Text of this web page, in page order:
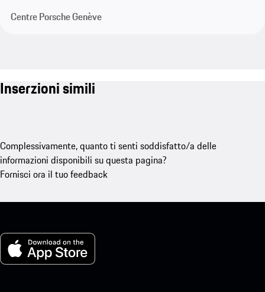
Centre Porsche Genève
Inserzioni simili
Complessivamente, quanto ti senti soddisfatto/a delle
informazioni disponibili su questa pagina?
Fornisci ora il tuo feedback